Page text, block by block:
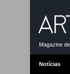
Magazine
Notícias